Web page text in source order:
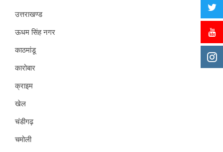
उत्तराखण्ड
ऊधम सिंह नगर
काठमांडू
कारोबार
क्राइम
खेल
चंडीगढ़
चमोली